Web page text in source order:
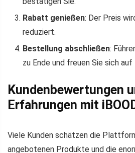
Rabatt genießen: Der Preis
reduziert.
Bestellung abschließen:
zu Ende und freuen Sie sich auf
Kundenbewertungen
Erfahrungen mit
Viele Kunden schätzen die
angebotenen Produkte und die